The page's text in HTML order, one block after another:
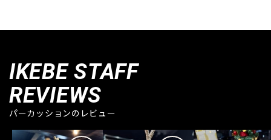
IKEBE STAFF
REVIEWS
パーカッションのレビュー